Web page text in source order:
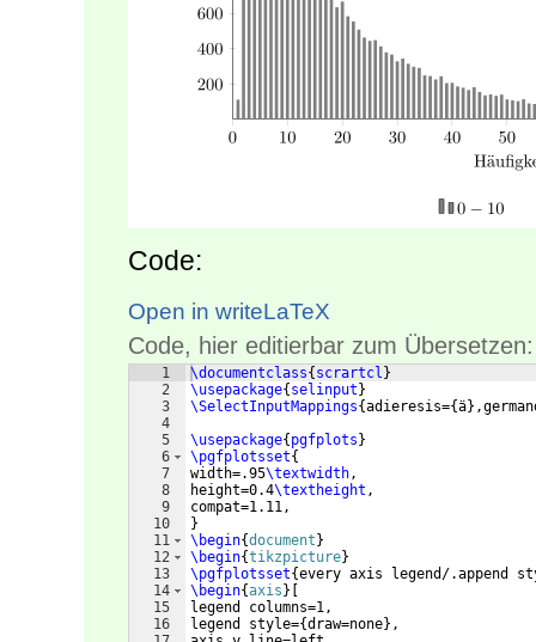
Code:
Open in writeLaTeX
Code, hier editierbar zum Übersetzen:
1
2
3
4
5
6
7
8
9
10
11
12
13
14
15
16
\documentclass{ scrartcl }
\usepackage{ selinput }
\SelectInputMappings{adieresis={ä}
\usepackage{ pgfplots }
\pgfplotsset{
width=.95\textwidth,
height=0.4\textheight ,
compat=1.11,
}
\begin{document }
\begin{tikzpicture}
\pgfplotsset{every axis legend/.append
\begin{axis }
legend columns=1,
legend style={draw=none} ,